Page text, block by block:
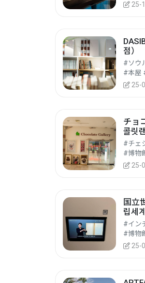
25-
점）
25-
チョ
콜릿
#博物
25-
国立
립세
#博物
25-